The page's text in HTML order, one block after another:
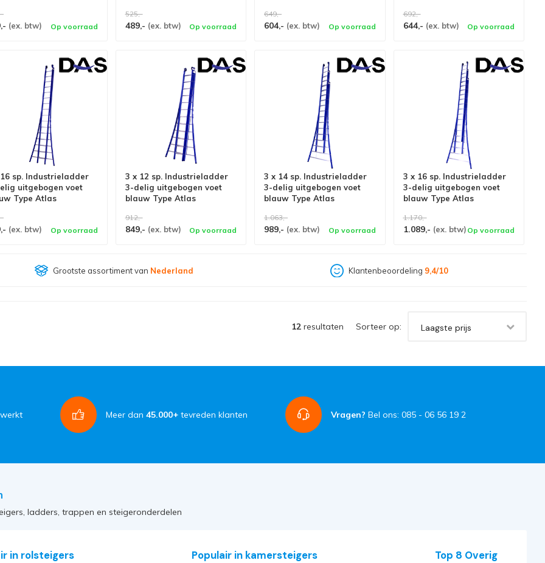
(ex. btw) Op voorraad
525,-
489,- (ex. btw) Op voorraad
649,-
604,- (ex. btw) Op voorraad
692,-
644,- (ex. btw) Op voorraad
sp. Industrieladder
uitgebogen voet
Type Atlas
(ex. btw) Op voorraad
3 x 12 sp. Industrieladder
3-delig uitgebogen voet
blauw Type Atlas
912,-
849,- (ex. btw) Op voorraad
3 x 14 sp. Industrieladder
3-delig uitgebogen voet
blauw Type Atlas
1.063,-
989,- (ex. btw) Op voorraad
3 x 16 sp. Industrieladder
3-delig uitgebogen voet
blauw Type Atlas
1.170,-
1.089,- (ex. btw) Op voorraad
Grootste assortiment van Nederland Klantenbeoordeling 9,4/10
12 resultaten Sorteer op: Laagste prijs
Meer dan 45.000+ tevreden klanten Vragen? Bel ons: 085 - 06 56 19 2
ladders, trappen en steigeronderdelen
in rolsteigers Populair in kamersteigers Top 8 Overig